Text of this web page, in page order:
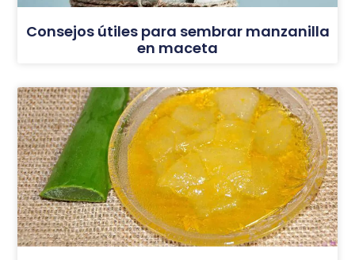
Consejos útiles para sembrar manzanilla
en maceta